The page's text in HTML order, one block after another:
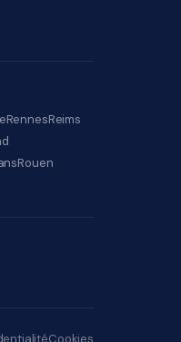
RennesReims
Rouen
Cookies